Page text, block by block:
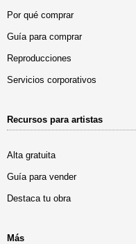
Por qué comprar
Guía para comprar
Reproducciones
Servicios corporativos
Recursos para artistas
Alta gratuita
Guía para vender
Destaca tu obra
Más